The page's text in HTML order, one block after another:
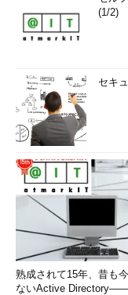
(1/2)
セキ
熟成されて15年、昔も
ないActive Directory――